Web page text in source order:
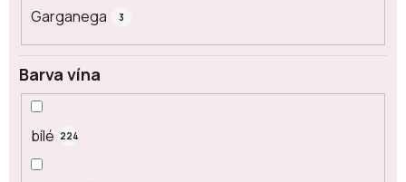
Garganega 3
Barva vína
bílé 224